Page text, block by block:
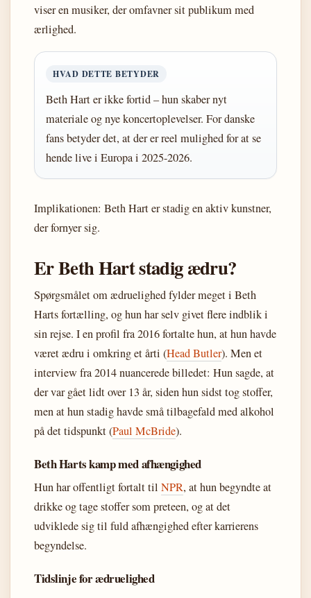
viser en musiker, der omfavner sit publikum med
ærlighed.
HVAD DETTE BETYDER
Beth Hart er ikke fortid – hun skaber nyt
materiale og nye koncertoplevelser. For danske
fans betyder det, at der er reel mulighed for at se
hende live i Europa i 2025-2026.
Implikationen: Beth Hart er stadig en aktiv kunstner,
der fornyer sig.
Er Beth Hart stadig ædru?
Spørgsmålet om ædruelighed fylder meget i Beth
Harts fortælling, og hun har selv givet flere indblik i
sin rejse. I en profil fra 2016 fortalte hun, at hun havde
været ædru i omkring et årti (Head Butler). Men et
interview fra 2014 nuancerede billedet: Hun sagde, at
der var gået lidt over 13 år, siden hun sidst tog stoffer,
men at hun stadig havde små tilbagefald med alkohol
på det tidspunkt (Paul McBride).
Beth Harts kamp med afhængighed
Hun har offentligt fortalt til NPR, at hun begyndte at
drikke og tage stoffer som preteen, og at det
udviklede sig til fuld afhængighed efter karrierens
begyndelse.
Tidslinje for ædruelighed